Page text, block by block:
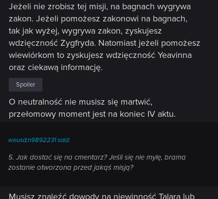
Jeżeli nie zrobisz tej misji, na bagnach wygrywa
zakon. Jeżeli pomożesz zakonowi na bagnach,
tak jak wyżej, wygrywa zakon, zyskujesz
wdzięczność Zygfryda. Natomiast jeżeli pomożesz
wiewiórkom to zyskujesz wdzięczność Yeavinna
oraz ciekawą informację.
Spoiler
O neutralność nie musisz się martwić,
przełomowy moment jest na koniec IV aktu.
weusd;n9892231 said:
5. Jak dostać się na cmentarz? Jeśli się nie mylę, brama
zostanie otworzona przed jakąś misją?
Musisz znaleźć dowody na niewinność Talara lub